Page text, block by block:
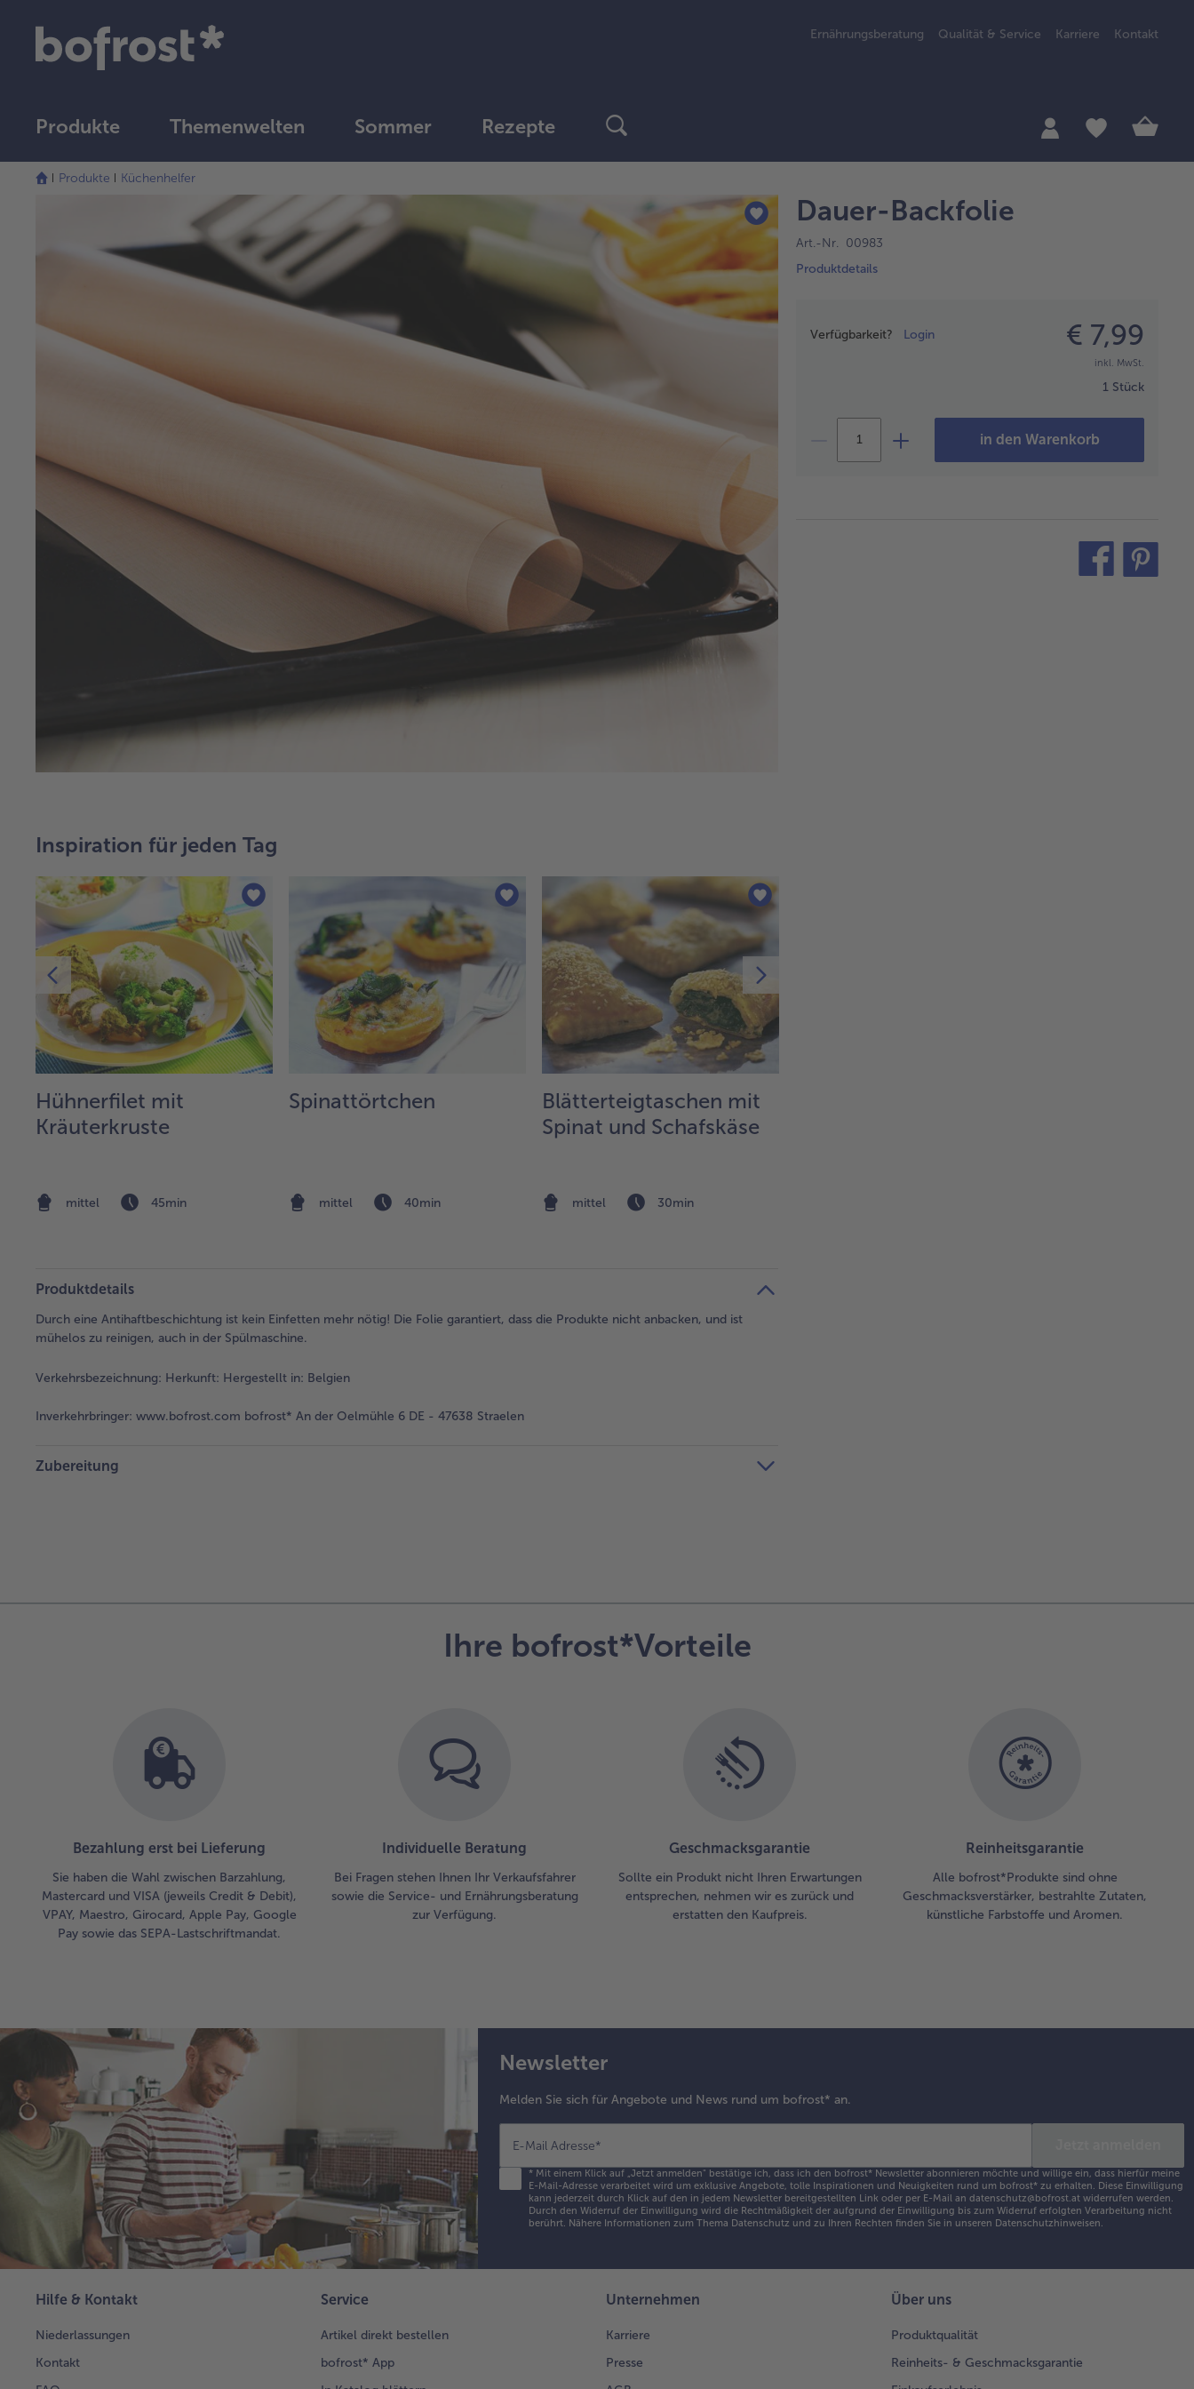
Ernährungsberatung Qualität & Service Karriere Kontakt
Produkte Themenwelten Sommer Rezepte
Produkte Küchenhelfer
Dauer-Backfolie
Art.-Nr. 00983
Produktdetails
Verfügbarkeit? Login € 7,99
inkl. MwSt.
1 Stück
in den Warenkorb
teilen
Inspiration für jeden Tag
Hühnerfilet mit
Kräuterkruste
mittel 45min
Spinattörtchen
mittel 40min
Blätterteigtaschen mit
Spinat und Schafskäse
mittel 30min
Produktdetails
Durch eine Antihaftbeschichtung ist kein Einfetten mehr nötig! Die Folie garantiert, dass die Produkte nicht anbacken, und ist
mühelos zu reinigen, auch in der Spülmaschine.
Verkehrsbezeichnung: Herkunft: Hergestellt in: Belgien
Inverkehrbringer: www.bofrost.com bofrost* An der Oelmühle 6 DE - 47638 Straelen
Zubereitung
Ihre bofrost*Vorteile
Bezahlung erst bei Lieferung
Sie haben die Wahl zwischen Barzahlung,
Mastercard und VISA (jeweils Credit & Debit),
VPAY, Maestro, Girocard, Apple Pay, Google
Pay sowie das SEPA-Lastschriftmandat.
Individuelle Beratung
Bei Fragen stehen Ihnen Ihr Verkaufsfahrer
sowie die Service- und Ernährungsberatung
zur Verfügung.
Geschmacksgarantie
Sollte ein Produkt nicht Ihren Erwartungen
entsprechen, nehmen wir es zurück und
erstatten den Kaufpreis.
Reinheitsgarantie
Alle bofrost*Produkte sind ohne
Geschmacksverstärker, bestrahlte Zutaten,
künstliche Farbstoffe und Aromen.
Newsletter
Melden Sie sich für Angebote und News rund um bofrost* an.
E-Mail Adresse*
*Mit einem Klick auf „Jetzt anmelden" bestätige ich, dass ich den bofrost* Newsletter abonnieren möchte und willige ein, dass hierfür meine
E-Mail-Adresse verarbeitet wird um exklusive Angebote, tolle Inspirationen und Neuigkeiten rund um bofrost* zu erhalten. Diese Einwilligung
kann jederzeit durch Klick auf den in jedem Newsletter bereitgestellten Link oder per E-Mail an datenschutz@bofrost.at widerrufen werden.
Durch den Widerruf der Einwilligung wird die Rechtmäßigkeit der aufgrund der Einwilligung bis zum Widerruf erfolgten Verarbeitung nicht
berührt. Nähere Informationen zum Thema Datenschutz und zu Ihren Rechten finden Sie in unseren Datenschutzhinweisen.
Hilfe & Kontakt
Niederlassungen
Kontakt
Service
Artikel direkt bestellen
bofrost* App
Unternehmen
Karriere
Presse
Über uns
Produktqualität
Reinheits- & Geschmacksgarantie